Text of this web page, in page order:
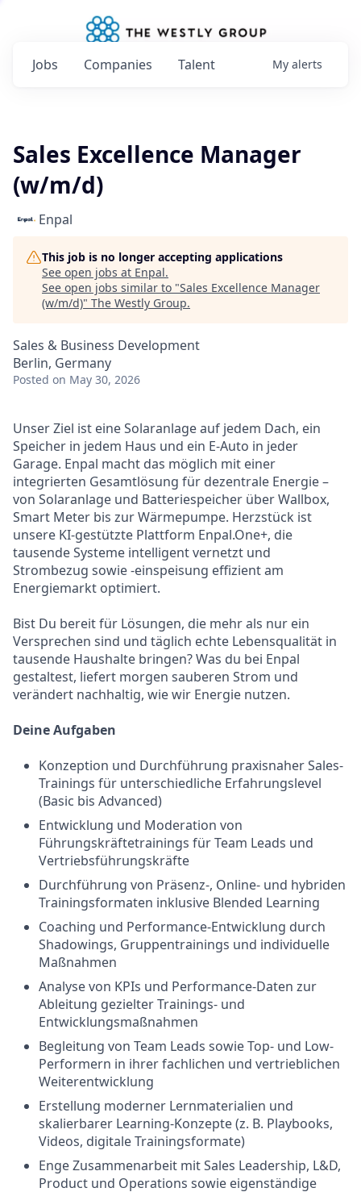
Jobs Companies Talent My alerts
Sales Excellence Manager
(w/m/d)
Enpal
This job is no longer accepting applications
See open jobs at Enpal.
See open jobs similar to "Sales Excellence Manager
(w/m/d)" The Westly Group.
Sales & Business Development
Berlin, Germany
Posted on May 30, 2026
Unser Ziel ist eine Solaranlage auf jedem Dach, ein
Speicher in jedem Haus und ein E-Auto in jeder
Garage. Enpal macht das möglich mit einer
integrierten Gesamtlösung für dezentrale Energie –
von Solaranlage und Batteriespeicher über Wallbox,
Smart Meter bis zur Wärmepumpe. Herzstück ist
unsere KI-gestützte Plattform Enpal.One+, die
tausende Systeme intelligent vernetzt und
Strombezug sowie -einspeisung effizient am
Energiemarkt optimiert.
Bist Du bereit für Lösungen, die mehr als nur ein
Versprechen sind und täglich echte Lebensqualität in
tausende Haushalte bringen? Was du bei Enpal
gestaltest, liefert morgen sauberen Strom und
verändert nachhaltig, wie wir Energie nutzen.
Deine Aufgaben
Konzeption und Durchführung praxisnaher Sales-
Trainings für unterschiedliche Erfahrungslevel
(Basic bis Advanced)
Entwicklung und Moderation von
Führungskräftetrainings für Team Leads und
Vertriebsführungskräfte
Durchführung von Präsenz-, Online- und hybriden
Trainingsformaten inklusive Blended Learning
Coaching und Performance-Entwicklung durch
Shadowings, Gruppentrainings und individuelle
Maßnahmen
Analyse von KPIs und Performance-Daten zur
Ableitung gezielter Trainings- und
Entwicklungsmaßnahmen
Begleitung von Team Leads sowie Top- und Low-
Performern in ihrer fachlichen und vertrieblichen
Weiterentwicklung
Erstellung moderner Lernmaterialien und
skalierbarer Learning-Konzepte (z. B. Playbooks,
Videos, digitale Trainingsformate)
Enge Zusammenarbeit mit Sales Leadership, L&D,
Product und Operations sowie eigenständige